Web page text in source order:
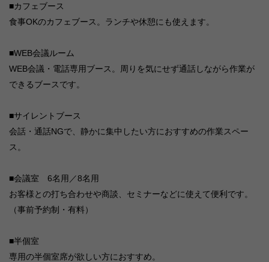
■カフェブース
食事OKのカフェブース。ランチや休憩にも使えます。
■WEB会議ルーム
WEB会議・電話専用ブース。周りを気にせず通話しながら作業が
できるブースです。
■サイレントブース
会話・通話NGで、静かに集中したい方におすすめの作業スペー
ス。
■会議室 6名用／8名用
お客様との打ち合わせや商談、セミナーなどに使えて便利です。
（事前予約制・有料）
■半個室
専用の半個室席が欲しい方におすすめ。